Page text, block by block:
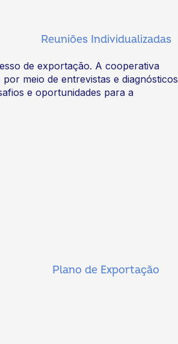
Reuniões Individualizadas
de exportação. A cooperativa
meio de entrevistas e diagnósticos
e oportunidades para a
Plano de Exportação